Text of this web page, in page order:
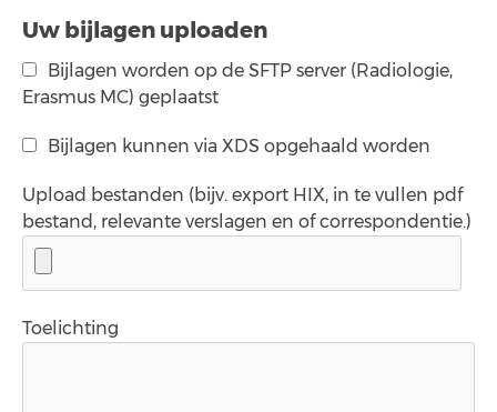
Uw bijlagen uploaden
Bijlagen worden op de SFTP server (Radiologie,
Erasmus MC) geplaatst
Bijlagen kunnen via XDS opgehaald worden
Upload bestanden (bijv. export HIX, in te vullen pdf
bestand, relevante verslagen en of correspondentie.)
Toelichting